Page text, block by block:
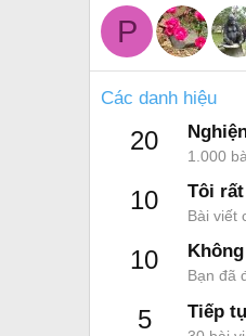
P
Các danh hiệu
20
1.000
10 Tôi
Bài viết
10
Bạn đã
5 Tiếp